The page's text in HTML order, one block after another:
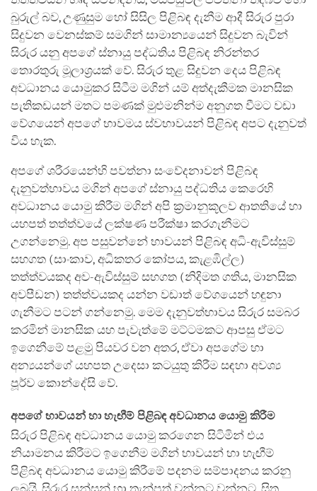
බුරුල් බව, උණුසුම හෝ සිසිල පිළිබඳ දැනීම ආදී සිරුර පුරා
සිදුවන වෙනස්කම් සමගින් සාමාන්‍යයෙන් සිදුවන බැවින්
සිරුර යනු අපගේ ස්නායු පද්ධතිය පිළිබඳ නිරන්තර
තොරතුරු මූලාශ්‍රයක් වේ. සිරුර තුළ සිදුවන දෙය පිළිබඳ
අවධානය යොමුකර සිටීම මගින් යම් අත්දැකීමක මානසික
පැතිකඩයන් මතට පමණක් මුළුමනින්ම අනුගත වීමට වඩා
වේගයෙන් අපගේ භාවමය ස්වභාවයන් පිළිබඳ අපට දැනුවත්
විය හැක.
අපගේ ශරීරයෙන්හි පවත්නා සංවේදනාවන් පිළිබඳ
දැනුවත්භාවය මගින් අපගේ ස්නායු පද්ධතිය කෙරෙහි
අවධානය යොමු කිරීම මගින් අපි ක්‍රමානුකූලව ආතතියේ හා
යහපත් තත්ත්වයේ ලක්ෂණ පරීක්ෂා කරගැනීමට
උගන්නෙමු. අප පසුවන්නේ භාවයන් පිළිබඳ අධි-ඇවිස්සුම්
සහගත (සාංකාව, අධිකතර කෝපය, කැළඹිල්ල)
තත්ත්වයකද අව-ඇවිස්සුම් සහගත (නිදිමත ගතිය, මානසික
අවපීඩන) තත්ත්වයකද යන්න වඩාත් වේගයෙන් හඳුනා
ගැනීමට පටන් ගන්නෙමු. මෙම දැනුවත්භාවය සිරුර සමබර
කරමින් මානසික යහ පැවැත්මේ මට්ටමකට ආපසු ඒමට
ඉගෙනීමේ පළමු පියවර වන අතර, ඒවා අපගේම හා
අන්‍යයන්ගේ යහපත උදෙසා කටයුතු කිරීම සඳහා අවශ්‍ය
පූර්ව කොන්දේසි වේ.
අපගේ භාවයන් හා හැඟීම් පිළිබඳ අවධානය යොමු කිරීම
සිරුර පිළිබඳ අවධානය යොමු කරගෙන සිටිමින් එය
නියාමනය කිරීමට ඉගෙනීම මගින් භාවයන් හා හැඟීම්
පිළිබඳ අවධානය යොමු කිරීමේ පදනම සම්පාදනය කරනු